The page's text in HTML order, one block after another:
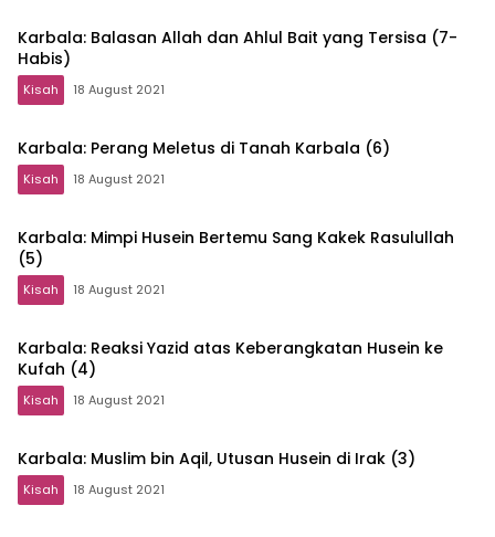
Karbala: Balasan Allah dan Ahlul Bait yang Tersisa (7-
Habis)
Kisah 18 August 2021
Karbala: Perang Meletus di Tanah Karbala (6)
Kisah 18 August 2021
Karbala: Mimpi Husein Bertemu Sang Kakek Rasulullah
(5)
Kisah 18 August 2021
Karbala: Reaksi Yazid atas Keberangkatan Husein ke
Kufah (4)
Kisah 18 August 2021
Karbala: Muslim bin Aqil, Utusan Husein di Irak (3)
Kisah 18 August 2021